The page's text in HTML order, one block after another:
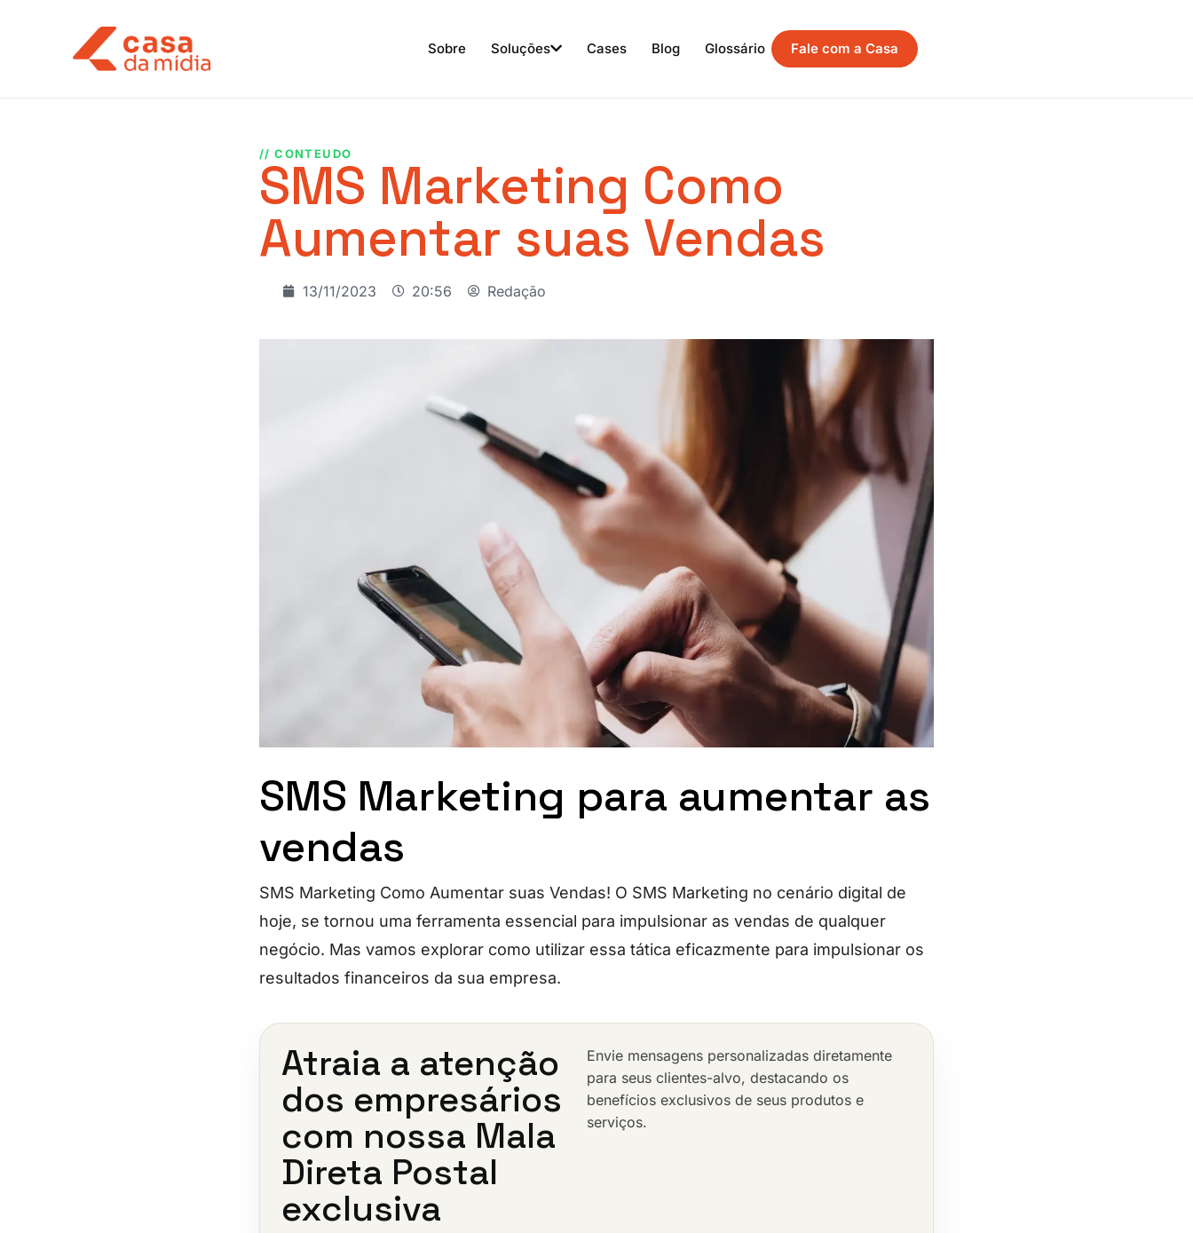
Sobre Soluções Cases Blog Glossário Fale com a Casa
// CONTEUDO
SMS Marketing Como
Aumentar suas Vendas
13/11/2023 20:56 Redação
SMS Marketing para aumentar as
vendas
SMS Marketing Como Aumentar suas Vendas! O SMS Marketing no cenário digital de
hoje, se tornou uma ferramenta essencial para impulsionar as vendas de qualquer
negócio. Mas vamos explorar como utilizar essa tática eficazmente para impulsionar os
resultados financeiros da sua empresa.
Atraia a atenção
dos empresários
com nossa Mala
Direta Postal
exclusiva
Envie mensagens personalizadas diretamente
para seus clientes-alvo, destacando os
benefícios exclusivos de seus produtos e
serviços.